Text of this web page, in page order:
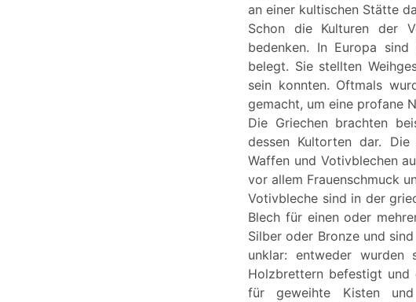
an einer kultischen Stätte
Schon die Kulturen der
bedenken. In Europa
belegt. Sie stellten
sein konnten. Oftmals
gemacht, um eine profane
Die Griechen brachten
dessen Kultorten dar.
Waffen und Votivblechen
vor allem Frauenschmuck
Votivbleche sind in der
Blech für einen oder
Silber oder Bronze und
unklar: entweder
Holzbrettern befestigt und
für geweihte Kisten